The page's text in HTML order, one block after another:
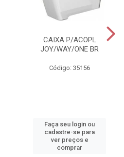
CAIXA P/ACOPL
JOY/WAY/ONE BR
Código: 35156
Faça seu login ou
cadastre-se para
ver preços e
comprar